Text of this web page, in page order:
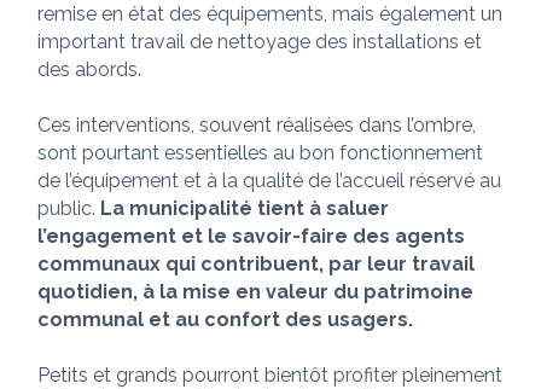
remise en état des équipements, mais également un
important travail de nettoyage des installations et
des abords.
Ces interventions, souvent réalisées dans l’ombre,
sont pourtant essentielles au bon fonctionnement
de l’équipement et à la qualité de l’accueil réservé au
public. La municipalité tient à saluer
l’engagement et le savoir-faire des agents
communaux qui contribuent, par leur travail
quotidien, à la mise en valeur du patrimoine
communal et au confort des usagers.
Petits et grands pourront bientôt profiter pleinement